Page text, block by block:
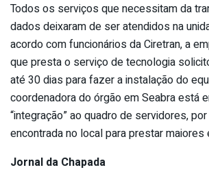
Todos os serviços que necessitam da
dados deixaram de ser atendidos na
acordo com funcionários da Ciretran, a
que presta o serviço de tecnologia
até 30 dias para fazer a instalação do
coordenadora do órgão em Seabra está
“integração” ao quadro de servidores,
encontrada no local para prestar
Jornal da Chapada